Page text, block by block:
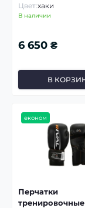
Цвет:хаки
В наличии
6 650 ₴
В
економ
Перчатки
тренировочные